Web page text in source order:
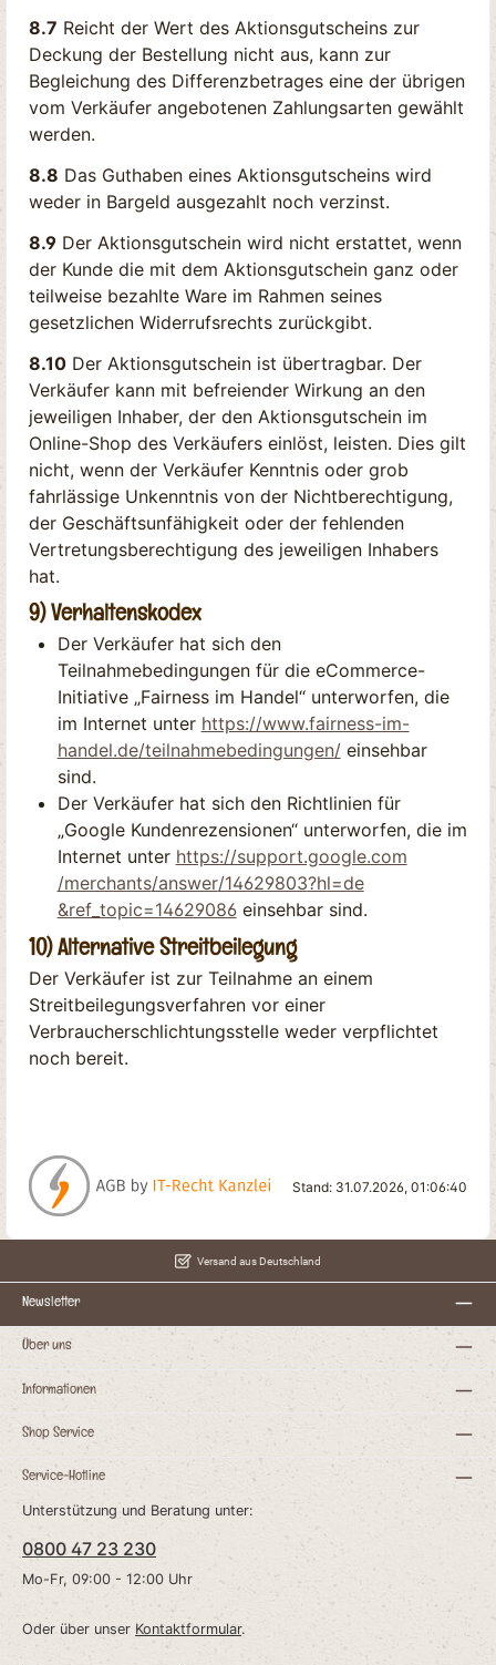
8.7 Reicht der Wert des Aktionsgutscheins zur
Deckung der Bestellung nicht aus, kann zur
Begleichung des Differenzbetrages eine der übrigen
vom Verkäufer angebotenen Zahlungsarten gewählt
werden.
8.8 Das Guthaben eines Aktionsgutscheins wird
weder in Bargeld ausgezahlt noch verzinst.
8.9 Der Aktionsgutschein wird nicht erstattet, wenn
der Kunde die mit dem Aktionsgutschein ganz oder
teilweise bezahlte Ware im Rahmen seines
gesetzlichen Widerrufsrechts zurückgibt.
8.10 Der Aktionsgutschein ist übertragbar. Der
Verkäufer kann mit befreiender Wirkung an den
jeweiligen Inhaber, der den Aktionsgutschein im
Online-Shop des Verkäufers einlöst, leisten. Dies gilt
nicht, wenn der Verkäufer Kenntnis oder grob
fahrlässige Unkenntnis von der Nichtberechtigung,
der Geschäftsunfähigkeit oder der fehlenden
Vertretungsberechtigung des jeweiligen Inhabers
hat.
9) Verhaltenskodex
Der Verkäufer hat sich den
Teilnahmebedingungen für die eCommerce-
Initiative „Fairness im Handel“ unterworfen, die
im Internet unter https://www.fairness-im-
handel.de/teilnahmebedingungen/einsehbar
sind.
Der Verkäufer hat sich den Richtlinien für
„Google Kundenrezensionen“ unterworfen, die im
Internet unter https://support.google.com
/merchants/answer/14629803?hl=de
&ref_topic=14629086einsehbar sind.
10) Alternative Streitbeilegung
Der Verkäufer ist zur Teilnahme an einem
Streitbeilegungsverfahren vor einer
Verbraucherschlichtungsstelle weder verpflichtet
noch bereit.
Stand: 31.07.2026, 01:06:40
Versand aus Deutschland
Newsletter
Über uns
Informationen
Shop Service
Service-Hotline
Unterstützung und Beratung unter:
0800 47 23 230
Mo-Fr, 09:00 - 12:00 Uhr
Oder über unser Kontaktformular.